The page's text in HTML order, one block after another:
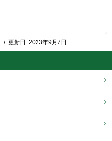
/ 更新日: 2023年9月7日